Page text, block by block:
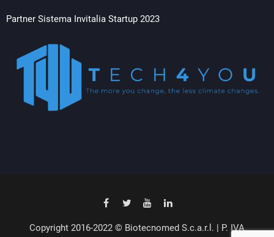
Partner Sistema Invitalia Startup 2023
Copyright 2016-2022 © Biotecnomed S.c.a.r.l. | P. IVA